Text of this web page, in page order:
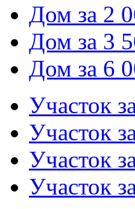
Дом за 2
Дом за 3
Дом за 6
Участок
Участок
Участок
Участок